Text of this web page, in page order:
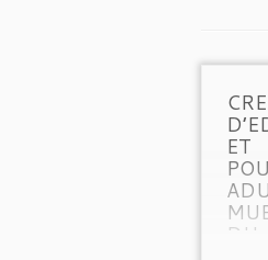
ET
DU